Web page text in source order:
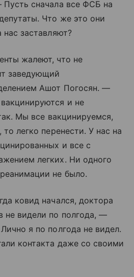
сначала все ФСБ на
Что же это они
заставляют?
жалеют, что не
заведующий
Ашот Погосян. —
и не
Мы все вакцинируемся,
легко перенести. У нас на
и все с
легких. Ни одного
не было.
ковид начался, доктора
не видели по полгода, —
я по полгода не видел.
контакта даже со своими